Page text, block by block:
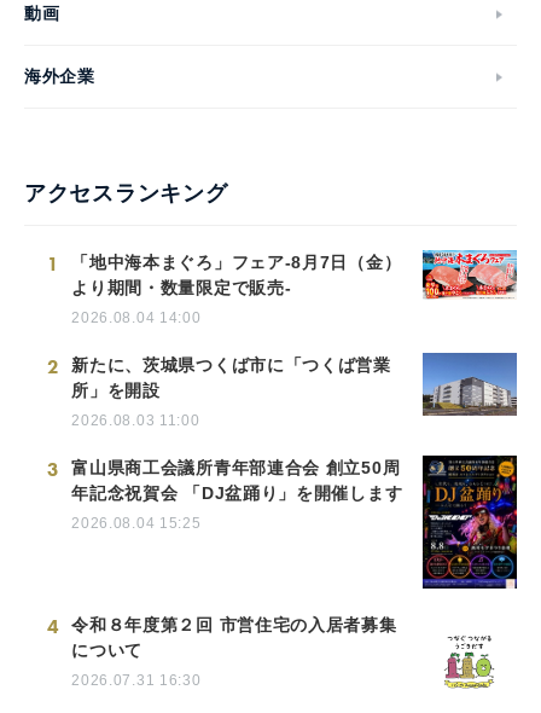
動画
海外企業
アクセスランキング
1
「地中海本まぐろ」フェア-8月7日（金）
より期間・数量限定で販売-
2026.08.04 14:00
2
新たに、茨城県つくば市に「つくば営業
所」を開設
2026.08.03 11:00
3
富山県商工会議所青年部連合会 創立50周
年記念祝賀会 「DJ盆踊り」を開催します
2026.08.04 15:25
4
令和８年度第２回 市営住宅の入居者募集
について
2026.07.31 16:30